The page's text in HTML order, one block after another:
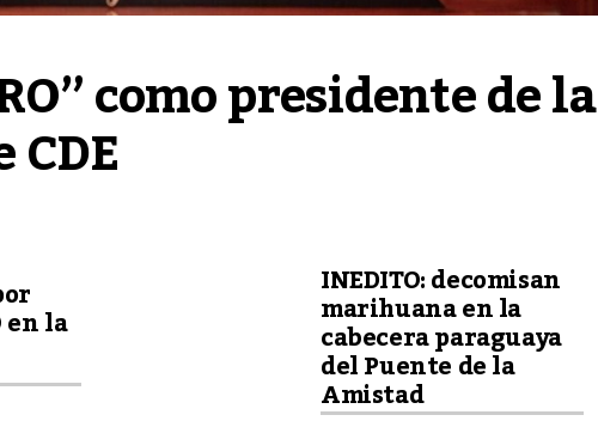
como presidente de la
en la
INEDITO: decomisan
marihuana en la
cabecera paraguaya
del Puente de la
Amistad